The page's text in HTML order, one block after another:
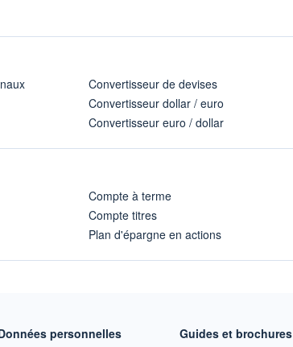
Convertisseur de devises
Convertisseur dollar / euro
Convertisseur euro / dollar
Compte à terme
Compte titres
Plan d'épargne en actions
personnelles Guides et brochures